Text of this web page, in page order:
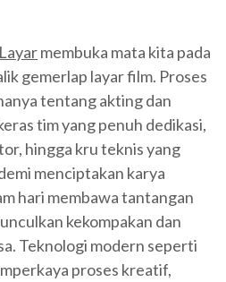
membuka mata kita pada
gemerlap layar film. Proses
tentang akting dan
tim yang penuh dedikasi,
hingga kru teknis yang
menciptakan karya
hari membawa tantangan
kekompakan dan
Teknologi modern seperti
proses kreatif,